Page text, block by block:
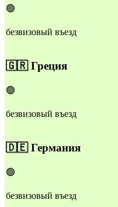
🟢
безвизовый въезд
🇬🇷Греция
🟢
безвизовый въезд
🇩🇪Германия
🟢
безвизовый въезд